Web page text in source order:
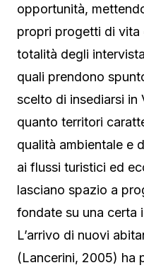
opportunità,
propri progetti di vita
totalità degli
quali prendono
scelto di insediarsi in
quanto territori
qualità ambientale e
ai flussi turistici ed
lasciano spazio a
fondate su una certa
L’arrivo di nuovi
(Lancerini, 2005) ha